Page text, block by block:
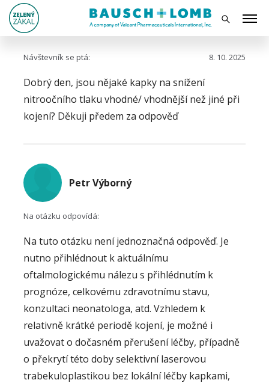
Návštevník se ptá: 8. 10. 2025
Dobrý den, jsou nějaké kapky na snížení
nitroočního tlaku vhodné/ vhodnější než jiné při
kojení? Děkuji předem za odpověď
Petr Výborný
Na otázku odpovídá:
Na tuto otázku není jednoznačná odpověď. Je
nutno přihlédnout k aktuálnímu
oftalmologickému nálezu s přihlédnutím k
prognóze, celkovému zdravotnímu stavu,
konzultaci neonatologa, atd. Vzhledem k
relativně krátké periodě kojení, je možné i
uvažovat o dočasném přerušení léčby, případně
o překrytí této doby selektivní laserovou
trabekuloplastikou bez lokální léčby kapkami,